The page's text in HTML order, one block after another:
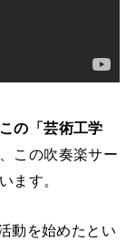
の「芸術工学
この吹奏楽サー
ます。
動を始めたとい